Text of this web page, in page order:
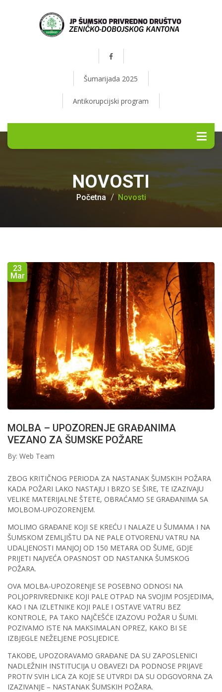
Šumarijada 2025
Antikorupcijski program
NOVOSTI
Početna Novosti
23
Mar
MOLBA – UPOZORENJE GRAĐANIMA
VEZANO ZA ŠUMSKE POŽARE
By: Web Team
ZBOG KRITIČNOG PERIODA ZA NASTANAK ŠUMSKIH POŽARA
KADA POŽARI LAKO NASTAJU I BRZO SE ŠIRE, TE IZAZIVAJU
VELIKE MATERIJALNE ŠTETE, OBRAĆAMO SE GRAĐANIMA SA
MOLBOM-UPOZORENJEM.
MOLIMO GRAĐANE KOJI SE KREĆU I NALAZE U ŠUMAMA I NA
ŠUMSKOM ZEMLJIŠTU DA NE PALE OTVORENU VATRU NA
UDALJENOSTI MANJOJ OD 150 METARA OD ŠUME, GDJE
PRIJETI NAJVEĆA OPASNOST OD NASTANKA ŠUMSKOG
POŽARA.
OVA MOLBA-UPOZORENJE SE POSEBNO ODNOSI NA
POLJOPRIVREDNIKE KOJI PALE OTPAD NA SVOJIM POSJEDIMA,
KAO I NA IZLETNIKE KOJI PALE I OSTAVE VATRU BEZ
KONTROLE, PA TAKO NAJČEŠĆE IZAZOVU POŽAR U ŠUMI.
POZIVAMO ISTE NA MAKSIMALAN OPREZ, KAKO BI SE
IZBJEGLE NEŽELJENE POSLJEDICE.
TAKOĐE, UPOZORAVAMO GRAĐANE DA SU ZAPOSLENICI
NADLEŽNIH INSTITUCIJA U OBAVEZI DA PODNOSE PRIJAVE
PROTIV SVIH LICA ZA KOJE SE UTVRDI DA SU ODGOVORNA ZA
IZAZIVANJE – NASTANAK ŠUMSKIH POŽARA.